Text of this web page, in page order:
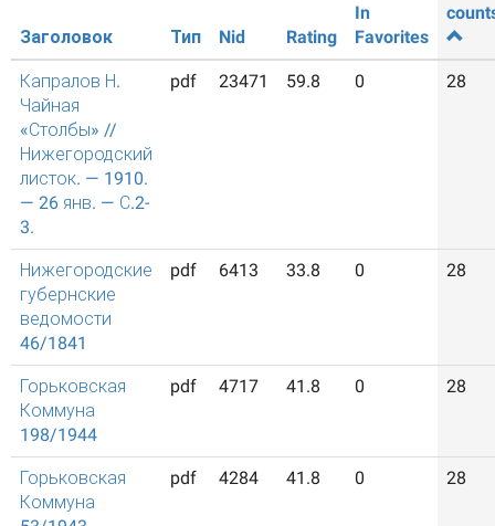
Заголовок Тип Nid Rating
In
Favorites
Капралов Н.
Чайная
«Столбы» //
Нижегородский
листок. — 1910.
— 26 янв. — С.2-
3.
pdf 23471 59.8 0 28
Нижегородские
губернские
ведомости
46/1841
pdf 6413 33.8 0 28
Горьковская
Коммуна
198/1944
pdf 4717 41.8 0 28
Горьковская
Коммуна
pdf 4284 41.8 0 28